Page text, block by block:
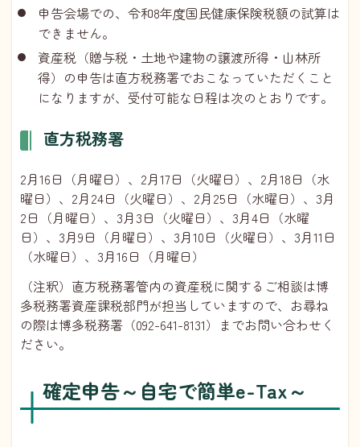
申告会場での、令和8年度国民健康保険税額の試算は
できません。
資産税（贈与税・土地や建物の譲渡所得・山林所
得）の申告は直方税務署でおこなっていただくこと
になりますが、受付可能な日程は次のとおりです。
直方税務署
2月16日（月曜日）、2月17日（火曜日）、2月18日（水
曜日）、2月24日（火曜日）、2月25日（水曜日）、3月
2日（月曜日）、3月3日（火曜日）、3月4日（水曜
日）、3月9日（月曜日）、3月10日（火曜日）、3月11日
（水曜日）、3月16日（月曜日）
（注釈）直方税務署管内の資産税に関するご相談は博
多税務署資産課税部門が担当していますので、お尋ね
の際は博多税務署（092-641-8131）までお問い合わせく
ださい。
確定申告～自宅で簡単e-Tax～